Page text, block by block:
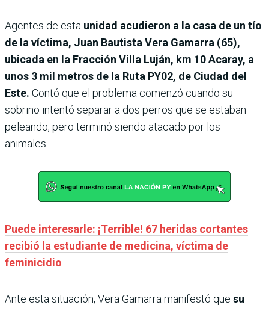
Agentes de esta unidad acudieron a la casa de un tío
de la víctima, Juan Bautista Vera Gamarra (65),
ubicada en la Fracción Villa Luján, km 10 Acaray, a
unos 3 mil metros de la Ruta PY02, de Ciudad del
Este. Contó que el problema comenzó cuando su
sobrino intentó separar a dos perros que se estaban
peleando, pero terminó siendo atacado por los
animales.
Puede interesarle: ¡Terrible! 67 heridas cortantes
recibió la estudiante de medicina, víctima de
feminicidio
Ante esta situación, Vera Gamarra manifestó que su